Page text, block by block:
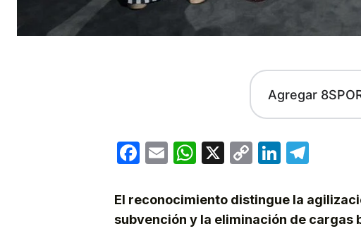
Agregar
Facebook
EmailWhatsApp
X
CopyLinkedIn
El reconocimiento distingue la
subvención y la eliminación de cargas